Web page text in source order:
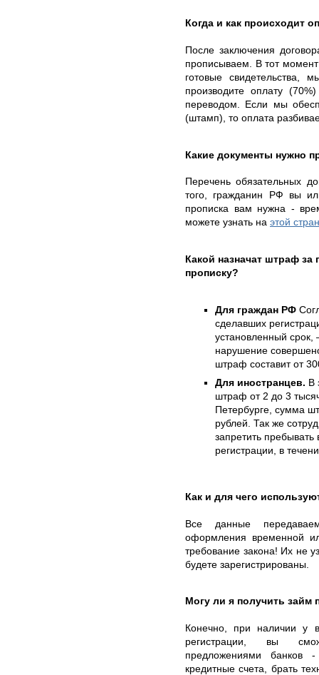
Когда и как происходит
После заключения
прописываем. В тот момент
готовые
производите оплату
переводом. Если мы
(штамп), то оплата
Какие документы нужно
Перечень обязательных
того, гражданин РФ вы
прописка вам нужна -
можете узнать на этой
Какой назначат штраф
прописку?
Для граждан РФ
сделавших
установленный срок,
нарушение
штраф составит от
Для иностранцев. В
штраф от 2 до 3
Петербурге, сумма
рублей. Так же
запретить
регистрации, в
Как и для чего
Все данные
оформления временной
требование закона! Их не
будете зарегистрированы.
Могу ли я получить займ
Конечно, при наличии у
регистрации, вы
предложениями банков
кредитные счета, брать